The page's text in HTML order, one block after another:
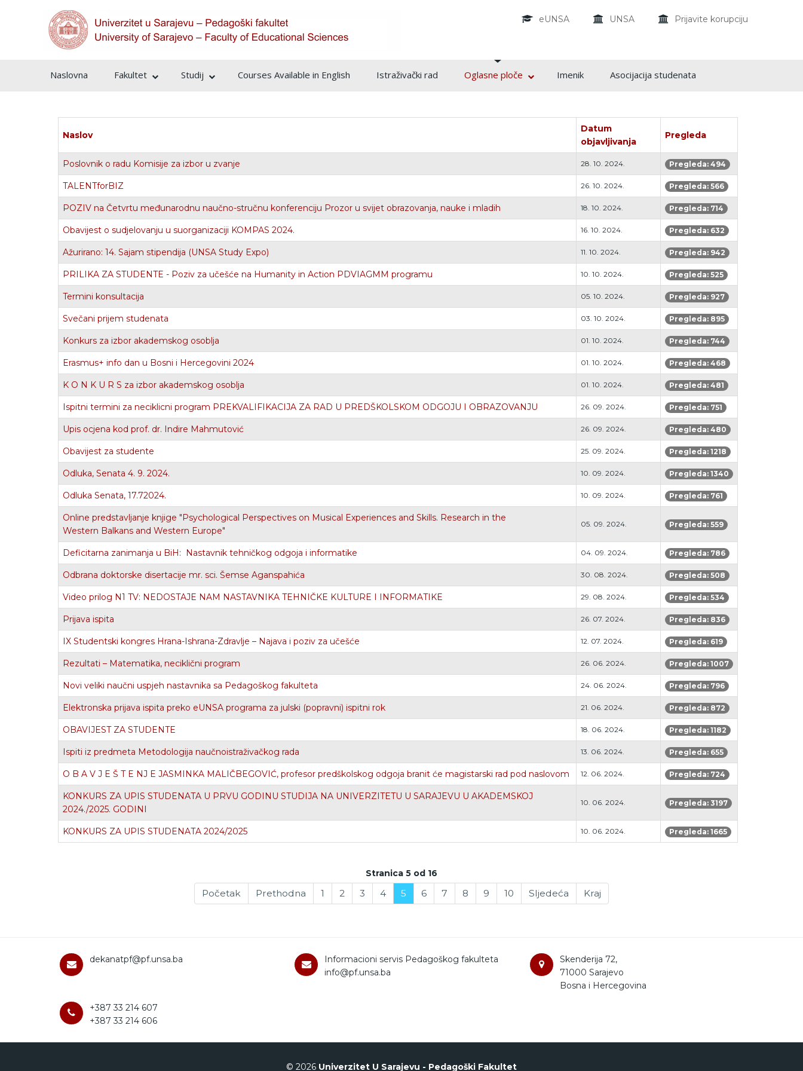
eUNSA UNSA Prijavite korupciju
Naslovna Fakultet Studij Courses Available in English Istraživački rad Oglasne ploče Imenik Asocijacija studenata
Naslov
Datum
objavljivanja
Pregleda
Poslovnik o radu Komisije za izbor u zvanje 28. 10. 2024. Pregleda: 494
TALENTforBIZ 26. 10. 2024. Pregleda: 566
POZIV na Četvrtu međunarodnu naučno-stručnu konferenciju Prozor u svijet obrazovanja, nauke i mladih 18. 10. 2024. Pregleda: 714
Obavijest o sudjelovanju u suorganizaciji KOMPAS 2024. 16. 10. 2024. Pregleda: 632
Ažurirano: 14. Sajam stipendija (UNSA Study Expo) 11. 10. 2024. Pregleda: 942
PRILIKA ZA STUDENTE - Poziv za učešće na Humanity in Action PDVIAGMM programu 10. 10. 2024. Pregleda: 525
Termini konsultacija 05. 10. 2024. Pregleda: 927
Svečani prijem studenata 03. 10. 2024. Pregleda: 895
Konkurs za izbor akademskog osoblja 01. 10. 2024. Pregleda: 744
Erasmus+ info dan u Bosni i Hercegovini 2024 01. 10. 2024. Pregleda: 468
K O N K U R S za izbor akademskog osoblja 01. 10. 2024. Pregleda: 481
Ispitni termini za neciklicni program PREKVALIFIKACIJA ZA RAD U PREDŠKOLSKOM ODGOJU I OBRAZOVANJU 26. 09. 2024. Pregleda: 751
Upis ocjena kod prof. dr. Indire Mahmutović 26. 09. 2024. Pregleda: 480
Obavijest za studente 25. 09. 2024. Pregleda: 1218
Odluka, Senata 4. 9. 2024. 10. 09. 2024. Pregleda: 1340
Odluka Senata, 17.72024. 10. 09. 2024. Pregleda: 761
Online predstavljanje knjige "Psychological Perspectives on Musical Experiences and Skills. Research in the
Western Balkans and Western Europe"
05. 09. 2024. Pregleda: 559
Deficitarna zanimanja u BiH: Nastavnik tehničkog odgoja i informatike 04. 09. 2024. Pregleda: 786
Odbrana doktorske disertacije mr. sci. Šemse Aganspahića 30. 08. 2024. Pregleda: 508
Video prilog N1 TV: NEDOSTAJE NAM NASTAVNIKA TEHNIČKE KULTURE I INFORMATIKE 29. 08. 2024. Pregleda: 534
Prijava ispita 26. 07. 2024. Pregleda: 836
IX Studentski kongres Hrana-Ishrana-Zdravlje – Najava i poziv za učešće 12. 07. 2024. Pregleda: 619
Rezultati – Matematika, neciklični program 26. 06. 2024. Pregleda: 1007
Novi veliki naučni uspjeh nastavnika sa Pedagoškog fakulteta 24. 06. 2024. Pregleda: 796
Elektronska prijava ispita preko eUNSA programa za julski (popravni) ispitni rok 21. 06. 2024. Pregleda: 872
OBAVIJEST ZA STUDENTE 18. 06. 2024. Pregleda: 1182
Ispiti iz predmeta Metodologija naučnoistraživačkog rada 13. 06. 2024. Pregleda: 655
O B A V J E Š T E NJ E JASMINKA MALIČBEGOVIĆ, profesor predškolskog odgoja branit će magistarski rad pod naslovom 12. 06. 2024. Pregleda: 724
KONKURS ZA UPIS STUDENATA U PRVU GODINU STUDIJA NA UNIVERZITETU U SARAJEVU U AKADEMSKOJ
2024./2025. GODINI
10. 06. 2024. Pregleda: 3197
KONKURS ZA UPIS STUDENATA 2024/2025 10. 06. 2024. Pregleda: 1665
Stranica 5 od 16
Početak Prethodna 1 2 3 4 5 6 7 8 9 10 Sljedeća Kraj
dekanatpf@pf.unsa.ba
Informacioni servis Pedagoškog fakulteta
info@pf.unsa.ba
Skenderija 72,
71000 Sarajevo
Bosna i Hercegovina
+387 33 214 607
+387 33 214 606
© 2026 Univerzitet U Sarajevu - Pedagoški Fakultet